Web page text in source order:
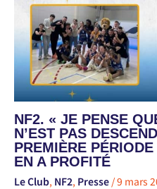
NF2. « JE PENSE
N’EST PAS
PREMIÈRE
EN A PROFITÉ
Le Club, NF2, Presse /9 mars